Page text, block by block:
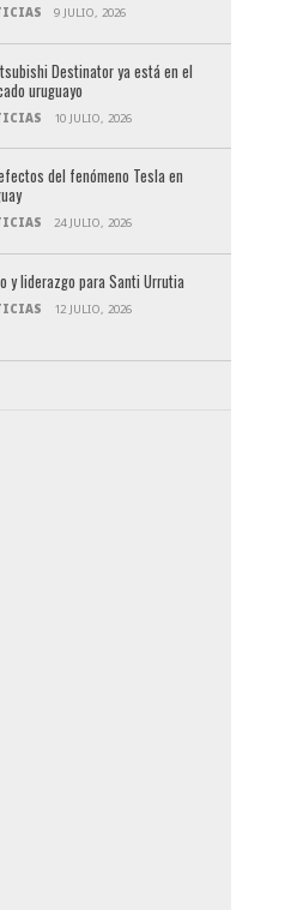
9 JULIO, 2026
Destinator ya está en el
uruguayo
10 JULIO, 2026
del fenómeno Tesla en
24 JULIO, 2026
y liderazgo para Santi Urrutia
12 JULIO, 2026